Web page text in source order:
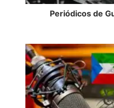
Periódicos de